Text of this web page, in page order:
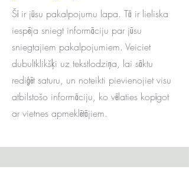
Šī ir jūsu pakalpojumu lapa. Tā ir lieliska
iespēja sniegt informāciju par jūsu
sniegtajiem pakalpojumiem. Veiciet
dubultklikšķi uz tekstlodziņa, lai sāktu
rediģēt saturu, un noteikti pievienojiet visu
atbilstošo informāciju, ko vēlaties kopīgot
ar vietnes apmeklētājiem.